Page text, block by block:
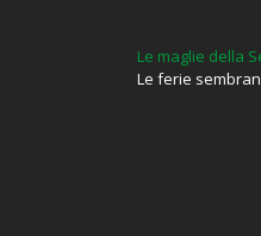
Le maglie della
Le ferie